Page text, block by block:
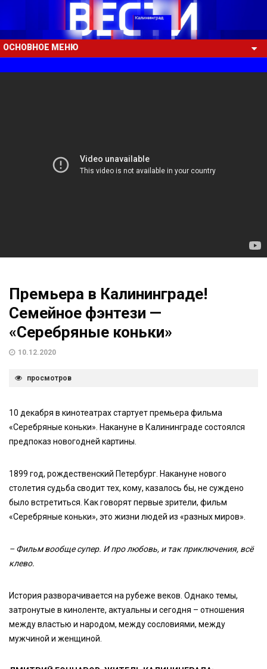
ОСНОВНОЕ МЕНЮ
Премьера в Калининграде!
Семейное фэнтези —
«Серебряные коньки»
10.12.2020
просмотров
10 декабря в кинотеатрах стартует премьера фильма
«Серебряные коньки». Накануне в Калининграде состоялся
предпоказ новогодней картины.
1899 год, рождественский Петербург. Накануне нового
столетия судьба сводит тех, кому, казалось бы, не суждено
было встретиться. Как говорят первые зрители, фильм
«Серебряные коньки», это жизни людей из «разных миров».
– Фильм вообще супер. И про любовь, и так приключения, всё
клево.
История разворачивается на рубеже веков. Однако темы,
затронутые в киноленте, актуальны и сегодня – отношения
между властью и народом, между сословиями, между
мужчиной и женщиной.